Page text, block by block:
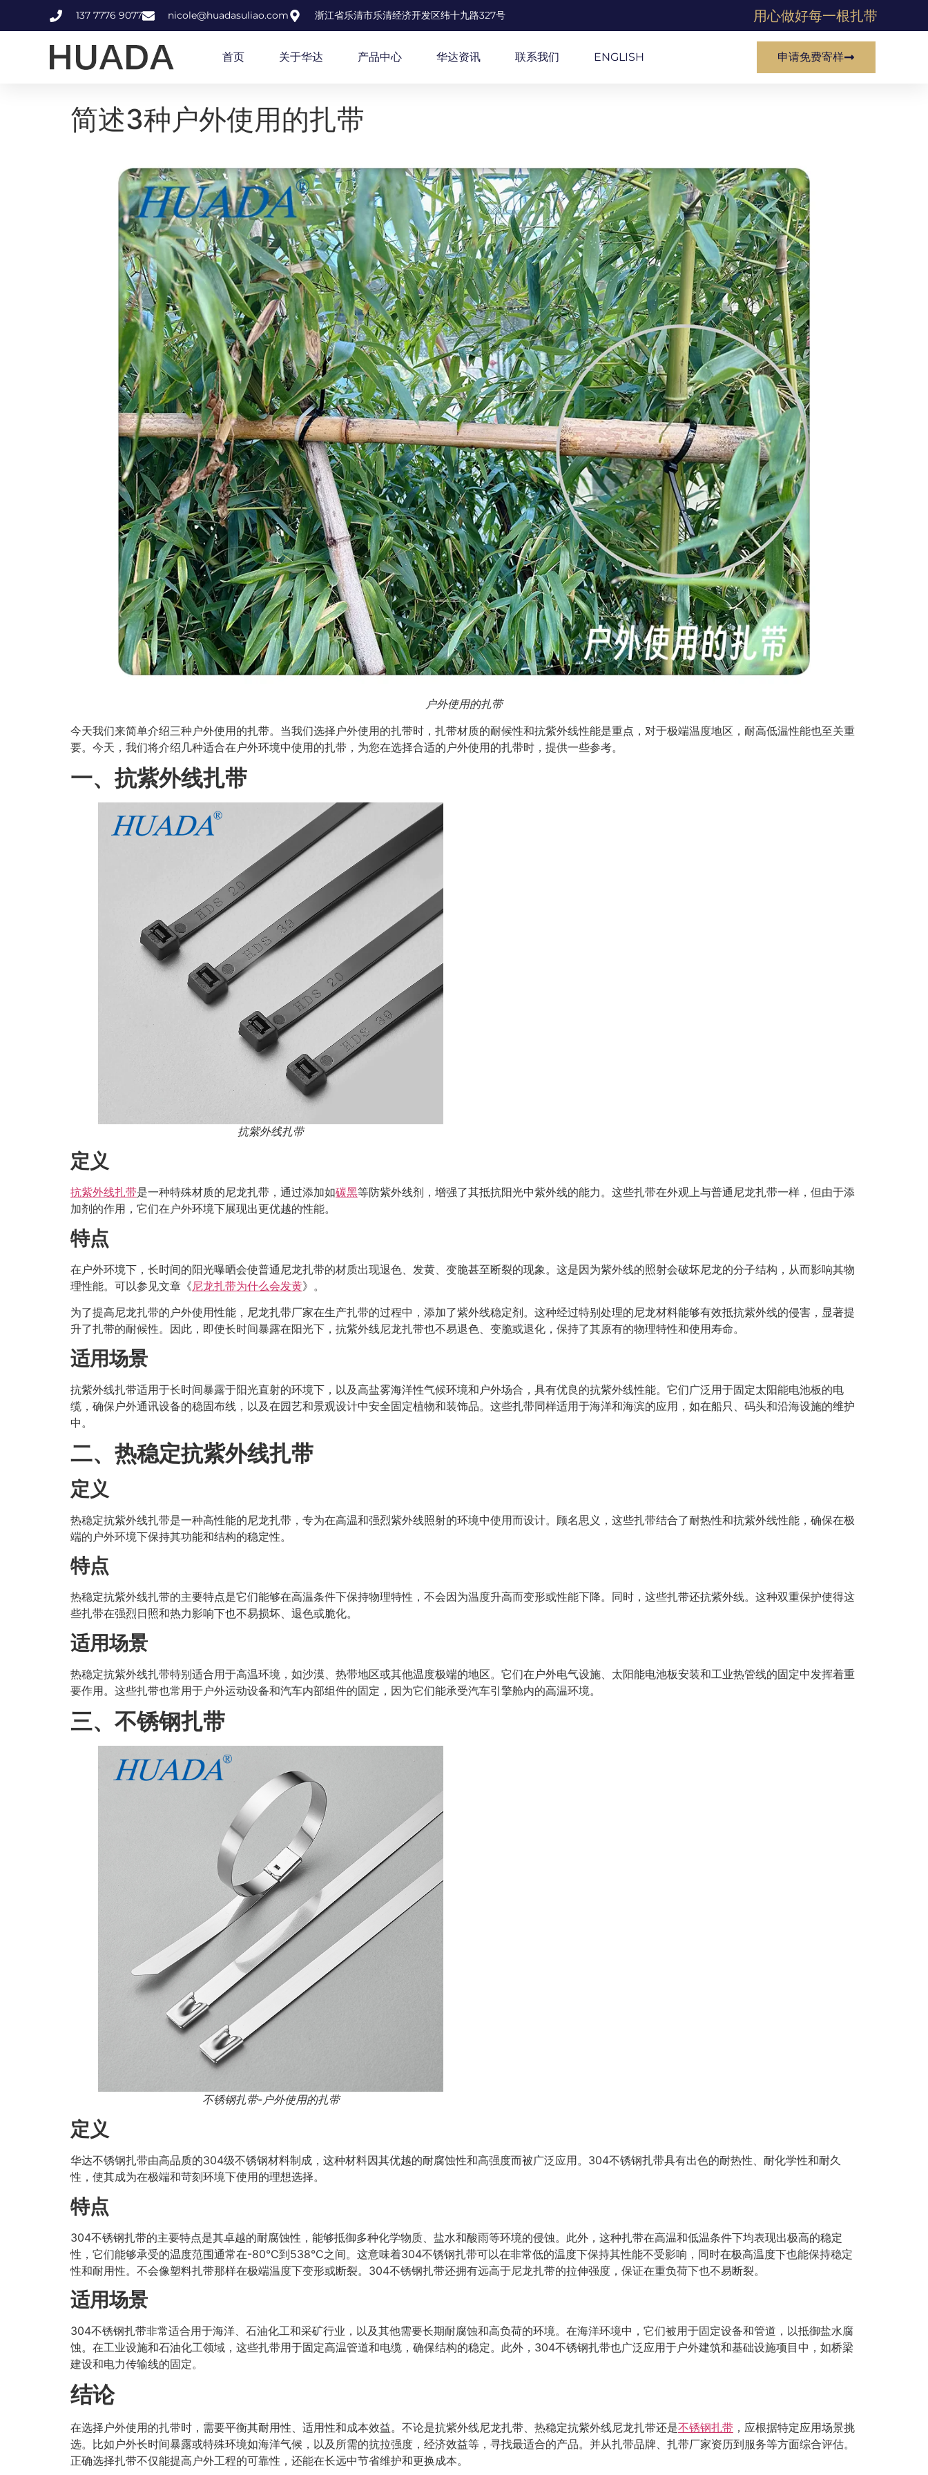
137 7776 9077 nicole@huadasuliao.com 浙江省乐清市乐清经济开发区纬十九路327号 用心做好每一根扎带
首页 关于华达 产品中心 华达资讯 联系我们 ENGLISH 申请免费寄样
简述3种户外使用的扎带
户外使用的扎带
今天我们来简单介绍三种户外使用的扎带。当我们选择户外使用的扎带时，扎带材质的耐候性和抗紫外线性能是重点，对于极端温度地区，耐高低温性能也至关重
要。今天，我们将介绍几种适合在户外环境中使用的扎带，为您在选择合适的户外使用的扎带时，提供一些参考。
一、抗紫外线扎带
抗紫外线扎带
定义
抗紫外线扎带是一种特殊材质的尼龙扎带，通过添加如碳黑等防紫外线剂，增强了其抵抗阳光中紫外线的能力。这些扎带在外观上与普通尼龙扎带一样，但由于添
加剂的作用，它们在户外环境下展现出更优越的性能。
特点
在户外环境下，长时间的阳光曝晒会使普通尼龙扎带的材质出现退色、发黄、变脆甚至断裂的现象。这是因为紫外线的照射会破坏尼龙的分子结构，从而影响其物
理性能。可以参见文章《尼龙扎带为什么会发黄》。
为了提高尼龙扎带的户外使用性能，尼龙扎带厂家在生产扎带的过程中，添加了紫外线稳定剂。这种经过特别处理的尼龙材料能够有效抵抗紫外线的侵害，显著提
升了扎带的耐候性。因此，即使长时间暴露在阳光下，抗紫外线尼龙扎带也不易退色、变脆或退化，保持了其原有的物理特性和使用寿命。
适用场景
抗紫外线扎带适用于长时间暴露于阳光直射的环境下，以及高盐雾海洋性气候环境和户外场合，具有优良的抗紫外线性能。它们广泛用于固定太阳能电池板的电
缆，确保户外通讯设备的稳固布线，以及在园艺和景观设计中安全固定植物和装饰品。这些扎带同样适用于海洋和海滨的应用，如在船只、码头和沿海设施的维护
中。
二、 热稳定抗紫外线扎带
定义
热稳定抗紫外线扎带是一种高性能的尼龙扎带，专为在高温和强烈紫外线照射的环境中使用而设计。顾名思义，这些扎带结合了耐热性和抗紫外线性能，确保在极
端的户外环境下保持其功能和结构的稳定性。
特点
热稳定抗紫外线扎带的主要特点是它们能够在高温条件下保持物理特性，不会因为温度升高而变形或性能下降。同时，这些扎带还抗紫外线。这种双重保护使得这
些扎带在强烈日照和热力影响下也不易损坏、退色或脆化。
适用场景
热稳定抗紫外线扎带特别适合用于高温环境，如沙漠、热带地区或其他温度极端的地区。它们在户外电气设施、太阳能电池板安装和工业热管线的固定中发挥着重
要作用。这些扎带也常用于户外运动设备和汽车内部组件的固定，因为它们能承受汽车引擎舱内的高温环境。
三、 不锈钢扎带
不锈钢扎带-户外使用的扎带
定义
华达不锈钢扎带由高品质的304级不锈钢材料制成，这种材料因其优越的耐腐蚀性和高强度而被广泛应用。304不锈钢扎带具有出色的耐热性、耐化学性和耐久
性，使其成为在极端和苛刻环境下使用的理想选择。
特点
304不锈钢扎带的主要特点是其卓越的耐腐蚀性，能够抵御多种化学物质、盐水和酸雨等环境的侵蚀。此外，这种扎带在高温和低温条件下均表现出极高的稳定
性，它们能够承受的温度范围通常在-80°C到538°C之间。这意味着304不锈钢扎带可以在非常低的温度下保持其性能不受影响，同时在极高温度下也能保持稳定
性和耐用性。不会像塑料扎带那样在极端温度下变形或断裂。304不锈钢扎带还拥有远高于尼龙扎带的拉伸强度，保证在重负荷下也不易断裂。
适用场景
304不锈钢扎带非常适合用于海洋、石油化工和采矿行业，以及其他需要长期耐腐蚀和高负荷的环境。在海洋环境中，它们被用于固定设备和管道，以抵御盐水腐
蚀。在工业设施和石油化工领域，这些扎带用于固定高温管道和电缆，确保结构的稳定。此外，304不锈钢扎带也广泛应用于户外建筑和基础设施项目中，如桥梁
建设和电力传输线的固定。
结论
在选择户外使用的扎带时，需要平衡其耐用性、适用性和成本效益。不论是抗紫外线尼龙扎带、热稳定抗紫外线尼龙扎带还是不锈钢扎带 ，应根据特定应用场景挑
选。比如户外长时间暴露或特殊环境如海洋气候，以及所需的抗拉强度，经济效益等，寻找最适合的产品。并从扎带品牌、扎带厂家资历到服务等方面综合评估。
正确选择扎带不仅能提高户外工程的可靠性，还能在长远中节省维护和更换成本。